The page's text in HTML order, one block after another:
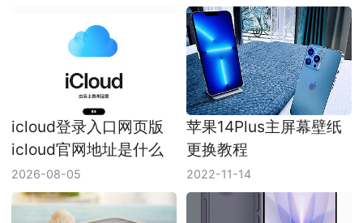
icloud登录入口网页版
icloud官网地址是什么
2026-08-05
苹果14Plus主屏幕壁纸
更换教程
2022-11-14